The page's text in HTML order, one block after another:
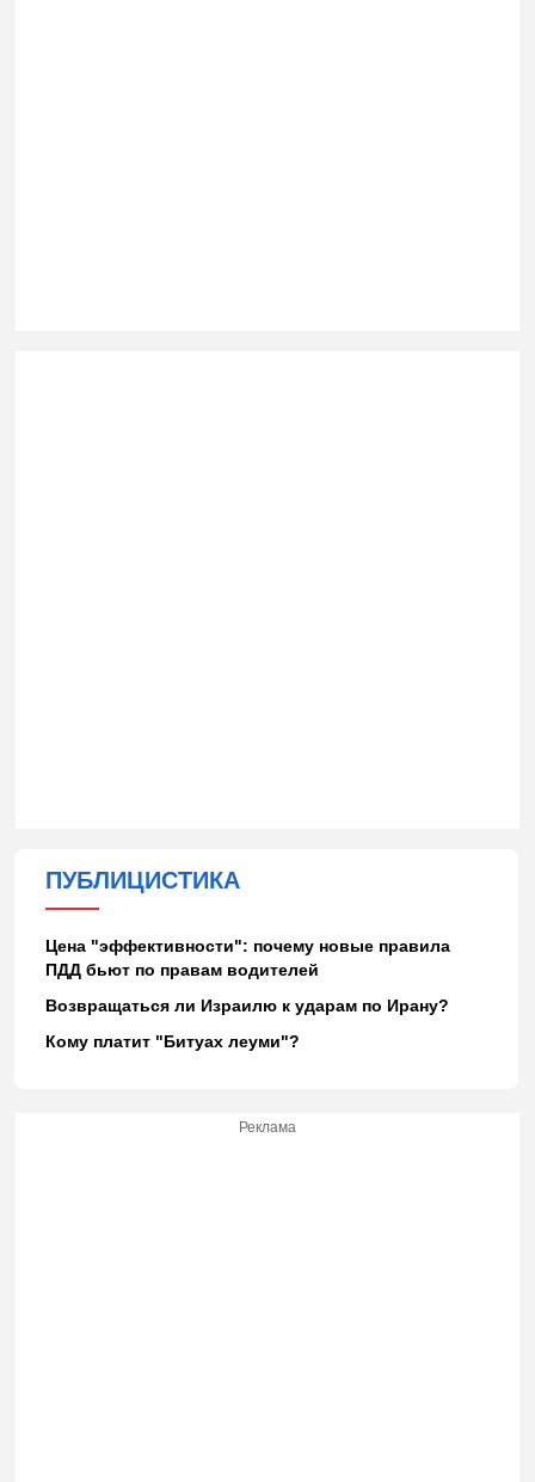
ПУБЛИЦИСТИКА
Цена "эффективности": почему новые правила
ПДД бьют по правам водителей
Возвращаться ли Израилю к ударам по Ирану?
Кому платит "Битуах леуми"?
Реклама